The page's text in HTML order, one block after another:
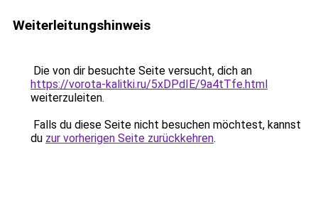
Weiterleitungshinweis
Die von dir besuchte Seite versucht, dich an
https://vorota-kalitki.ru/5xDPdIE/9a4tTfe.html
weiterzuleiten.
Falls du diese Seite nicht besuchen möchtest, kannst
du zur vorherigen Seite zurückkehren.